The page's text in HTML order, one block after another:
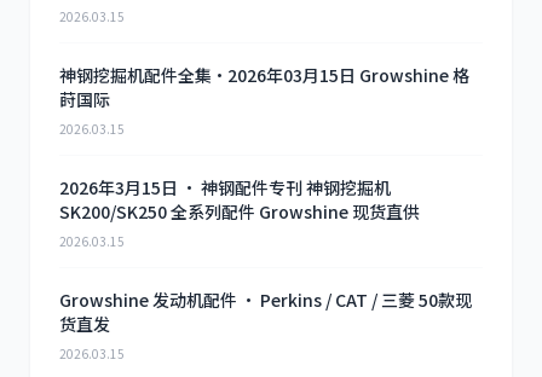
2026.03.15
神钢挖掘机配件全集·2026年03月15日 Growshine 格
莳国际
2026.03.15
2026年3月15日 · 神钢配件专刊 神钢挖掘机
SK200/SK250 全系列配件 Growshine 现货直供
2026.03.15
Growshine 发动机配件 · Perkins / CAT / 三菱 50款现
货直发
2026.03.15